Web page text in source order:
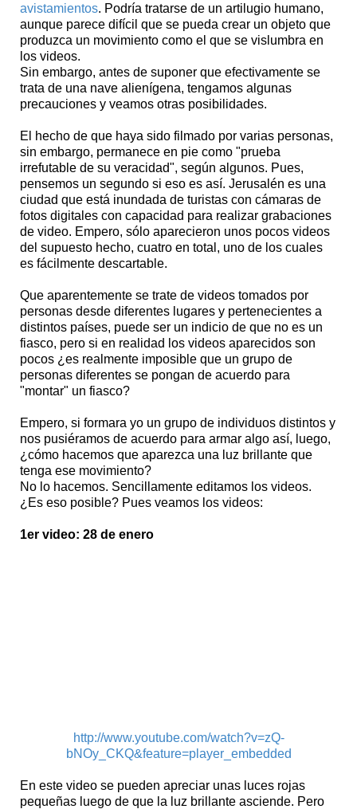
avistamientos. Podría tratarse de un artilugio humano,
aunque parece difícil que se pueda crear un objeto que
produzca un movimiento como el que se vislumbra en
los videos.
Sin embargo, antes de suponer que efectivamente se
trata de una nave alienígena, tengamos algunas
precauciones y veamos otras posibilidades.
El hecho de que haya sido filmado por varias personas,
sin embargo, permanece en pie como "prueba
irrefutable de su veracidad", según algunos. Pues,
pensemos un segundo si eso es así. Jerusalén es una
ciudad que está inundada de turistas con cámaras de
fotos digitales con capacidad para realizar grabaciones
de video. Empero, sólo aparecieron unos pocos videos
del supuesto hecho, cuatro en total, uno de los cuales
es fácilmente descartable.
Que aparentemente se trate de videos tomados por
personas desde diferentes lugares y pertenecientes a
distintos países, puede ser un indicio de que no es un
fiasco, pero si en realidad los videos aparecidos son
pocos ¿es realmente imposible que un grupo de
personas diferentes se pongan de acuerdo para
"montar" un fiasco?
Empero, si formara yo un grupo de individuos distintos y
nos pusiéramos de acuerdo para armar algo así, luego,
¿cómo hacemos que aparezca una luz brillante que
tenga ese movimiento?
No lo hacemos. Sencillamente editamos los videos.
¿Es eso posible? Pues veamos los videos:
1er video: 28 de enero
http://www.youtube.com/watch?v=zQ-
bNOy_CKQ&feature=player_embedded
En este video se pueden apreciar unas luces rojas
pequeñas luego de que la luz brillante asciende. Pero